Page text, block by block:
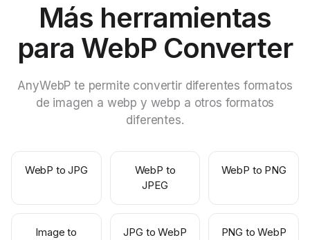
Más herramientas
para WebP Converter
AnyWebP te permite convertir diferentes formatos
de imagen a webp y webp a otros formatos
diferentes.
WebP to JPG
WebP to
JPEG
WebP to PNG
Image to
JPG to WebP PNG to WebP